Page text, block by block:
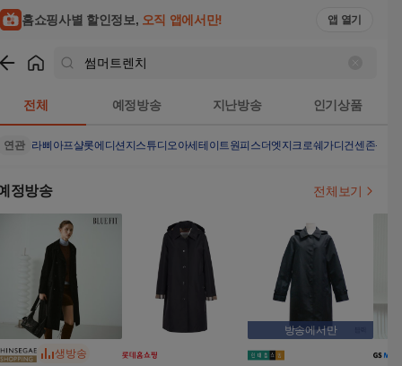
홈쇼핑사별 할인정보, 오직 앱에서만! 앱 열기
전체 예정방송 지난방송 인기상품
연관 라삐아프샬롯에디션 지스튜디오아세테이트원피스더엣지크로쉐가디건센존블루
정방송 전체보기
생방송
방송에서만